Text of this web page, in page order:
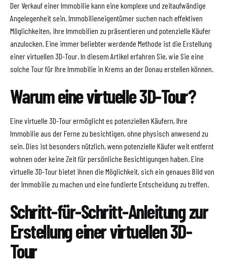
Der Verkauf einer Immobilie kann eine komplexe und zeitaufwändige
Angelegenheit sein. Immobilieneigentümer suchen nach effektiven
Möglichkeiten, ihre Immobilien zu präsentieren und potenzielle Käufer
anzulocken. Eine immer beliebter werdende Methode ist die Erstellung
einer virtuellen 3D-Tour. In diesem Artikel erfahren Sie, wie Sie eine
solche Tour für Ihre Immobilie in Krems an der Donau erstellen können.
Warum eine virtuelle 3D-Tour?
Eine virtuelle 3D-Tour ermöglicht es potenziellen Käufern, Ihre
Immobilie aus der Ferne zu besichtigen, ohne physisch anwesend zu
sein. Dies ist besonders nützlich, wenn potenzielle Käufer weit entfernt
wohnen oder keine Zeit für persönliche Besichtigungen haben. Eine
virtuelle 3D-Tour bietet ihnen die Möglichkeit, sich ein genaues Bild von
der Immobilie zu machen und eine fundierte Entscheidung zu treffen.
Schritt-für-Schritt-Anleitung zur
Erstellung einer virtuellen 3D-
Tour